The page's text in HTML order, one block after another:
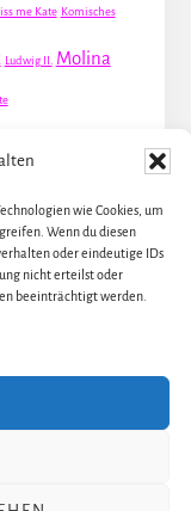
wie Cookies, um
Wenn du diesen
oder eindeutige IDs
nicht erteilst oder
beeinträchtigt werden.
me Kate Komisches
Ludwig II. Molina
Übersetzung
·